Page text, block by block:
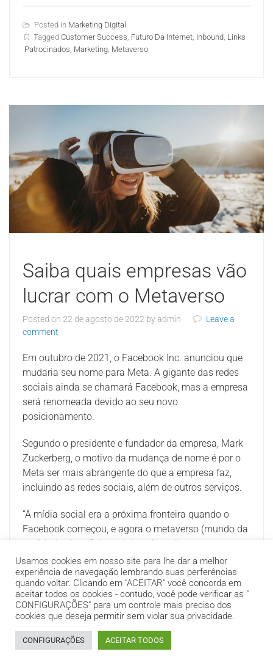
Posted in Marketing Digital
Tagged Customer Success Futuro Da Internet Inbound Links
Patrocinados Marketing Metaverso
Saiba quais empresas vão
lucrar com o Metaverso
Posted on 22 de agosto de 2022 byadmin
Leave a
comment
Em outubro de 2021, o Facebook Inc. anunciou que
mudaria seu nome para Meta. A gigante das redes
sociais ainda se chamará Facebook, mas a empresa
será renomeada devido ao seu novo
posicionamento.
Segundo o presidente e fundador da empresa, Mark
Zuckerberg, o motivo da mudança de nome é por o
Meta ser mais abrangente do que a empresa faz,
incluindo as redes sociais, além de outros serviços.
“A mídia social era a próxima fronteira quando o
Facebook começou, e agora o metaverso (mundo da
realidade virtual) é a próxima fronteira para o
Facebook. Na verdade, somos vistos como uma
empresa de mídia social hoje em dia, mas em nosso
DNA original, somos uma empresa que constrói
tecnologia para conectar pessoas”.
Em carta ao público, Zuckerberg explicou o mundo
virtual que a empresa espera criar.
Usamos cookies em nosso site para lhe dar a melhor
experiência de navegação lembrando suas perferências
quando voltar. Clicando em "ACEITAR" você concorda em
aceitar todos os cookies - contudo, você pode verificar as "
CONFIGURAÇÕES" para um controle mais preciso dos
cookies que deseja permitir sem violar sua privacidade.
CONFIGURAÇÕES ACEITAR TODOS